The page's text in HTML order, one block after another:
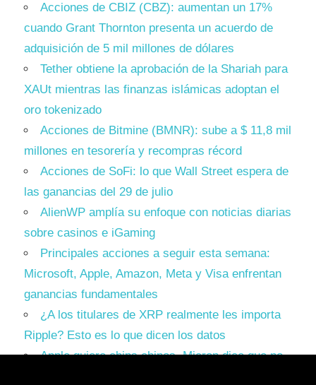
Acciones de CBIZ (CBZ): aumentan un 17%
cuando Grant Thornton presenta un acuerdo de
adquisición de 5 mil millones de dólares
Tether obtiene la aprobación de la Shariah para
XAUt mientras las finanzas islámicas adoptan el
oro tokenizado
Acciones de Bitmine (BMNR): sube a $ 11,8 mil
millones en tesorería y recompras récord
Acciones de SoFi: lo que Wall Street espera de
las ganancias del 29 de julio
AlienWP amplía su enfoque con noticias diarias
sobre casinos e iGaming
Principales acciones a seguir esta semana:
Microsoft, Apple, Amazon, Meta y Visa enfrentan
ganancias fundamentales
¿A los titulares de XRP realmente les importa
Ripple? Esto es lo que dicen los datos
Apple quiere chips chinos. Micron dice que no.